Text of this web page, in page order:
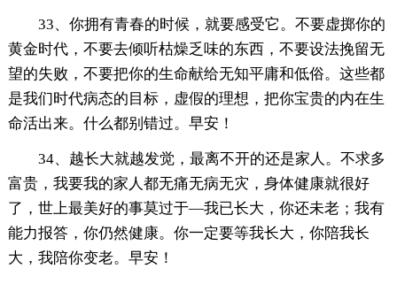
33、你拥有青春的时候，就要感受它。不要虚掷你的
黄金时代，不要去倾听枯燥乏味的东西，不要设法挽留无
望的失败，不要把你的生命献给无知平庸和低俗。这些都
是我们时代病态的目标，虚假的理想，把你宝贵的内在生
命活出来。什么都别错过。早安！
34、越长大就越发觉，最离不开的还是家人。不求多
富贵，我要我的家人都无痛无病无灾，身体健康就很好
了，世上最美好的事莫过于—我已长大，你还未老；我有
能力报答，你仍然健康。你一定要等我长大，你陪我长
大，我陪你变老。早安！